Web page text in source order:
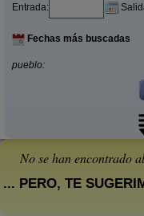
Entrada:
Fechas más buscadas
pueblo:
No se han encontrado
... PERO, TE